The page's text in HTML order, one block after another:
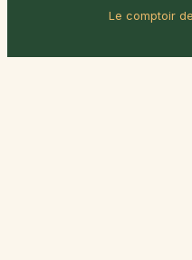
Le comptoir